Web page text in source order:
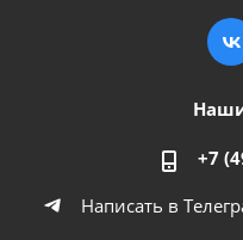
+7
Написать в